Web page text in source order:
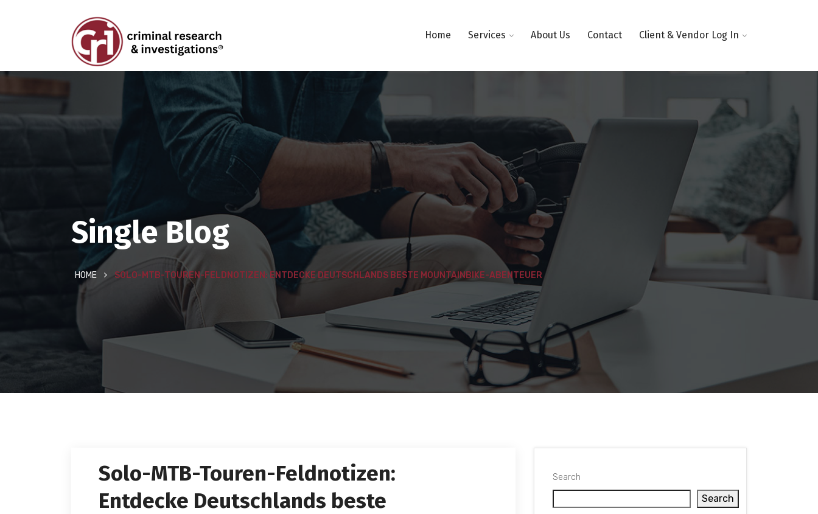
Home Services About Us Contact Client & Vendor Log In
Single Blog
HOME SOLO-MTB-TOUREN-FELDNOTIZEN: ENTDECKE DEUTSCHLANDS BESTE MOUNTAINBIKE-ABENTEUER
Solo-MTB-Touren-Feldnotizen:
Entdecke Deutschlands beste
Search
Search